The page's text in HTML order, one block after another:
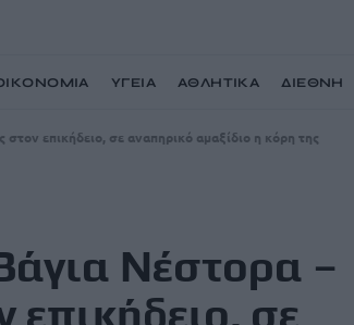
ΥΓΕΙΑ ΑΘΛΗΤΙΚΑ ΔΙΕΘΝΗ
επικήδειο, σε αναπηρικό αμαξίδιο η κόρη της
Νέστορα –
επικήδειο, σε